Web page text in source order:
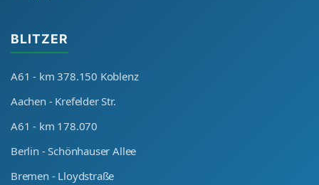
BLITZER
A61 - km 378.150 Koblenz
Aachen - Krefelder Str.
A61 - km 178.070
Berlin - Schönhauser Allee
Bremen - Lloydstraße